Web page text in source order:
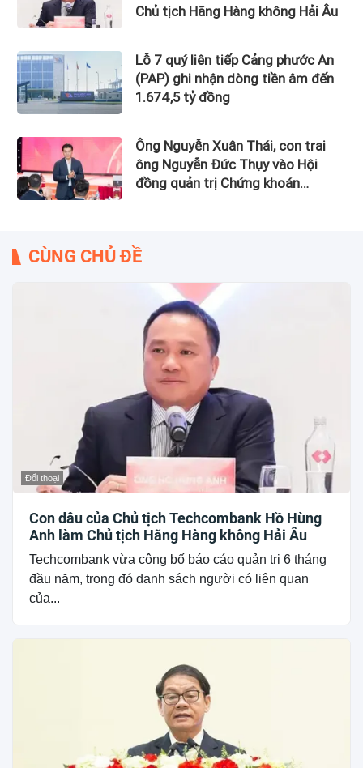
Chủ tịch Hãng Hàng không Hải Âu
Lỗ 7 quý liên tiếp Cảng phước An
(PAP) ghi nhận dòng tiền âm đến
1.674,5 tỷ đồng
Ông Nguyễn Xuân Thái, con trai
ông Nguyễn Đức Thụy vào Hội
đồng quản trị Chứng khoán
CÙNG CHỦ ĐỀ
Đối thoại
Con dâu của Chủ tịch Techcombank Hồ Hùng
Anh làm Chủ tịch Hãng Hàng không Hải Âu
Techcombank vừa công bố báo cáo quản trị 6 tháng
đầu năm, trong đó danh sách người có liên quan
của...